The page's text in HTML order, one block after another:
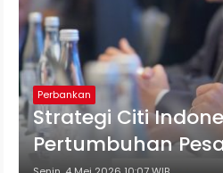
Perbankan
Strategi Citi
Pertumbuhan